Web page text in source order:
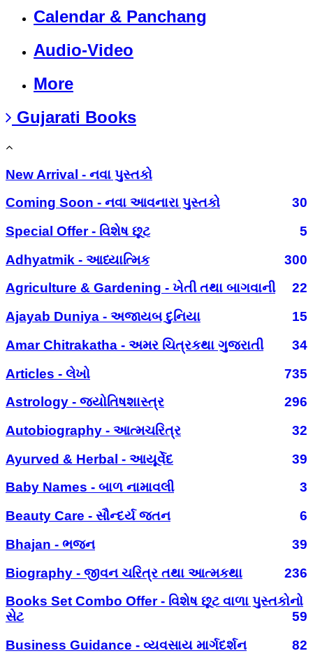
Calendar & Panchang
Audio-Video
More
Gujarati Books
New Arrival - નવા પુસ્તકો
Coming Soon - નવા આવનારા પુસ્તકો
30
Special Offer - વિશેષ છૂટ
5
Adhyatmik - આધ્યાત્મિક
300
Agriculture & Gardening - ખેતી તથા બાગવાની
22
Ajayab Duniya - અજાયબ દુનિયા
15
Amar Chitrakatha - અમર ચિત્રકથા ગુજરાતી
34
Articles - લેખો
735
Astrology - જ્યોતિષશાસ્ત્ર
296
Autobiography - આત્મચરિત્ર
32
Ayurved & Herbal - આયૂર્વેદ
39
Baby Names - બાળ નામાવલી
3
Beauty Care - સૌન્દર્ય જતન
6
Bhajan - ભજન
39
Biography - જીવન ચરિત્ર તથા આત્મકથા
236
Books Set Combo Offer - વિશેષ છૂટ વાળા પુસ્તકોનો
સેટ
59
Business Guidance - વ્યવસાય માર્ગદર્શન
82